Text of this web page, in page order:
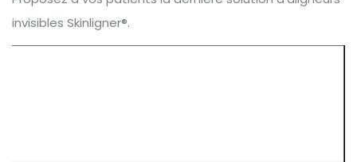
invisibles Skinligner®.